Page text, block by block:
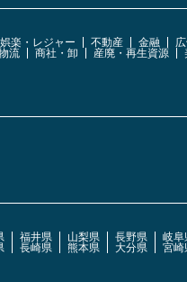
楽・レジャー 不動産 金融
流 商社・卸 産廃・再生資源
福井県 山梨県 長野県 岐阜
長崎県 熊本県 大分県 宮崎